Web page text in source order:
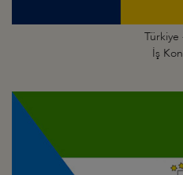
Türkiye
İş